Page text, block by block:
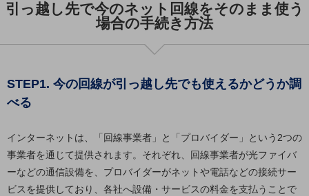
IoT
運用管理
業務支援・マーケティング
災害対策・BCP
課題・ニーズで探す
コミュニケーション・情報共有
引っ越し先で今のネット回線をそのまま使う
場合の手続き方法
STEP1. 今の回線が引っ越し先でも使えるかどうか調
べる
インターネットは、「回線事業者」と「プロバイダー」という2つの
事業者を通じて提供されます。それぞれ、回線事業者が光ファイバ
ーなどの通信設備を、プロバイダーがネットや電話などの接続サー
ビスを提供しており、各社へ設備・サービスの料金を支払うことで